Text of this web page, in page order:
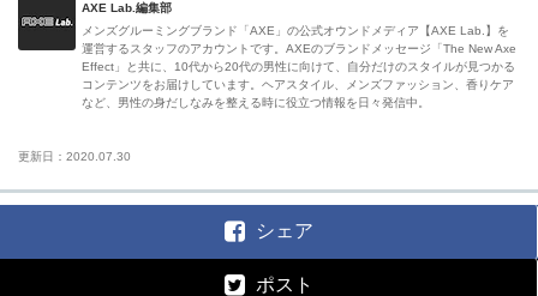
AXE Lab.編集部
メンズグルーミングブランド「AXE」の公式オウンドメディア【AXE Lab.】を
運営するスタッフのアカウントです。AXEのブランドメッセージ「The New Axe
Effect」と共に、10代から20代の男性に向けて、自分だけのスタイルが見つかる
コンテンツをお届けしています。ヘアスタイル、メンズファッション、香りケア
など、男性の身だしなみを整える時に役立つ情報を日々発信中。
更新日：2020.07.30
シェア
ポスト